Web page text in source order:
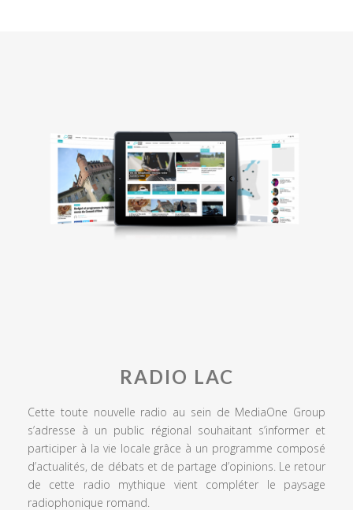
RADIO LAC
Cette toute nouvelle radio au sein de MediaOne Group
s’adresse à un public régional souhaitant s’informer et
participer à la vie locale grâce à un programme composé
d’actualités, de débats et de partage d’opinions. Le retour
de cette radio mythique vient compléter le paysage
radiophonique romand.